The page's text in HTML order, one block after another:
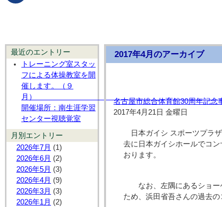
最近のエントリー
トレーニング室スタッ
フによる体操教室を開
催します。（９
月
開催場所：南生涯学習
センター視聴覚室
月別エントリー
2026年7月 (1)
2026年6月 (2)
2026年5月 (3)
2026年4月 (9)
2026年3月 (3)
2026年1月 (2)
2017年4月のアーカイブ
名古屋市総合体育館30周年記念
2017年4月21日 金曜日
日本ガイシ スポーツプラ
去に日本ガイシホールでコ
おります。
なお、左隅にあるショー
ため、浜田省吾さんの過去